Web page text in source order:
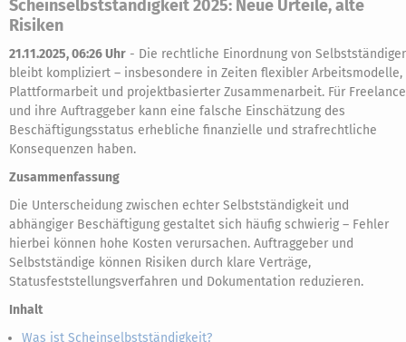
Scheinselbstständigkeit 2025: Neue Urteile, alte
Risiken
21.11.2025, 06:26 Uhr - Die rechtliche Einordnung von
bleibt kompliziert – insbesondere in Zeiten flexibler Arbeitsmodelle,
Plattformarbeit und projektbasierter Zusammenarbeit. Für
und ihre Auftraggeber kann eine falsche Einschätzung des
Beschäftigungsstatus erhebliche finanzielle und strafrechtliche
Konsequenzen haben.
Zusammenfassung
Die Unterscheidung zwischen echter Selbstständigkeit und
abhängiger Beschäftigung gestaltet sich häufig schwierig – Fehler
hierbei können hohe Kosten verursachen. Auftraggeber und
Selbstständige können Risiken durch klare Verträge,
Statusfeststellungsverfahren und Dokumentation reduzieren.
Inhalt
Was ist Scheinselbstständigkeit?